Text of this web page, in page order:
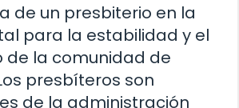
de un presbiterio en la
para la estabilidad y el
de la comunidad de
presbíteros son
de la administración